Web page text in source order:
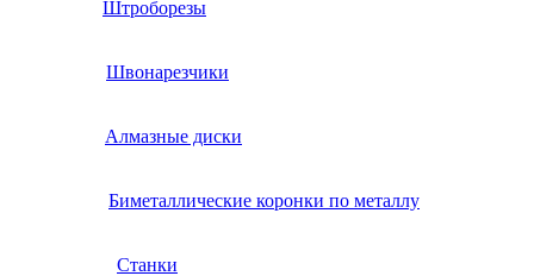
Штроборезы
Швонарезчики
Алмазные диски
Биметаллические коронки по металлу
Станки